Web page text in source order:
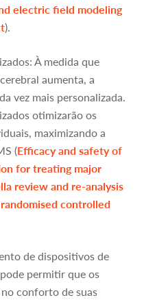
electric field modeling
).
À medida que
aumenta, a
vez mais personalizada.
otimizarão os
maximizando a
(Efficacy and safety of
for treating major
review and re-analysis
controlled
de dispositivos de
permitir que os
conforto de suas